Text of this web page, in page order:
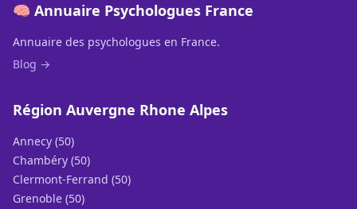
🧠 Annuaire Psychologues France
Annuaire des psychologues en France.
Blog →
Région Auvergne Rhone Alpes
Annecy (50)
Chambéry (50)
Clermont-Ferrand (50)
Grenoble (50)